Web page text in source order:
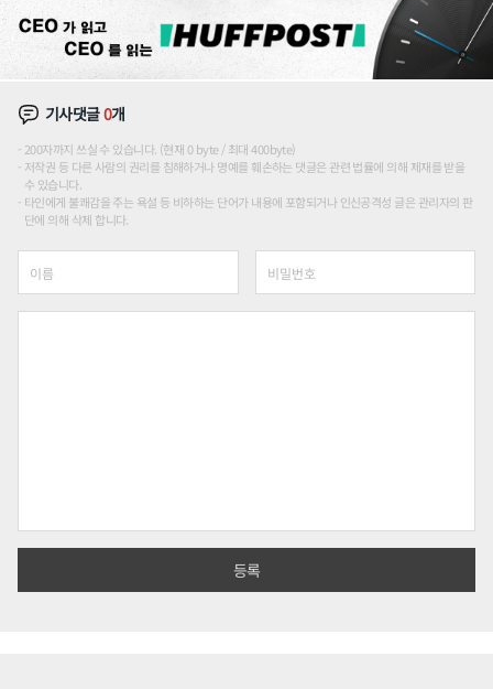
기사댓글0개
200자까지 쓰실 수 있습니다. (현재 0 byte / 최대 400byte)
저작권 등 다른 사람의 권리를 침해하거나 명예를 훼손하는 댓글은 관련 법률에 의해 제재를 받을
수 있습니다.
타인에게 불쾌감을 주는 욕설 등 비하하는 단어가 내용에 포함되거나 인신공격성 글은 관리자의 판
단에 의해 삭제 합니다.